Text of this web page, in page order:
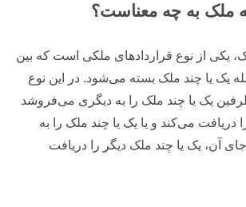
ملک به چه معناست؟
یکی از نوع قراردادهای ملکی است که بین
یک یا چند ملک بسته می‌شود. در این نوع
یک یا چند ملک را به دیگری می‌فروشد
می‌کند و یا یک یا چند ملک را به
آن، یک یا چند ملک دیگر را دریافت